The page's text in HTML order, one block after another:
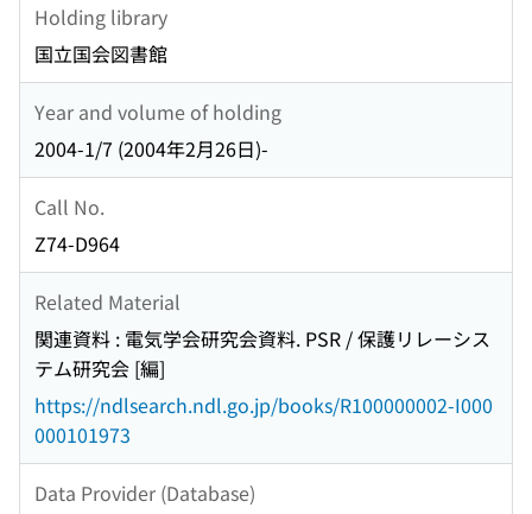
Holding library
国立国会図書館
Year and volume of holding
2004-1/7 (2004年2月26日)-
Call No.
Z74-D964
Related Material
関連資料 : 電気学会研究会資料. PSR / 保護リレーシス
テム研究会 [編]
https://ndlsearch.ndl.go.jp/books/R100000002-I000
000101973
Data Provider (Database)